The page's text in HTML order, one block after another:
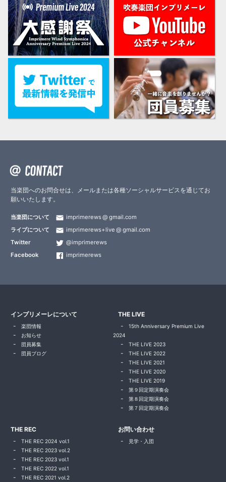
当楽団へのお問合せは、メールまたは各種ソーシャルサービスを通じてお
願いいたします。
当楽団について imprimerews
gmail.com
ライブについて
imprimerews+live
gmail.com
Twitter
@imprimerews
Facebook
imprimerews
インプリメーレについて
楽団情報
お知らせ
団員募集
団員ブログ
THE LIVE
15th Anniversary Premium Live
2024
THE LIVE 2023
THE LIVE 2022
THE LIVE 2021
THE LIVE 2020
THE LIVE 2019
第９回定期演奏会
第８回定期演奏会
第７回定期演奏会
THE REC
THE REC 2024 vol.1
THE REC 2023 vol.2
THE REC 2023 vol.1
THE REC 2022 vol.1
THE REC 2021 vol.2
お問い合わせ
見学・入団